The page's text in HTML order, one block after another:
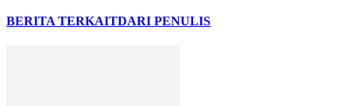
BERITA TERKAITDARI PENULIS